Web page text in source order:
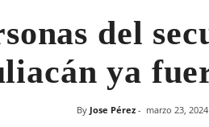
del
ya
By Jose Pérez - marzo 23, 2024